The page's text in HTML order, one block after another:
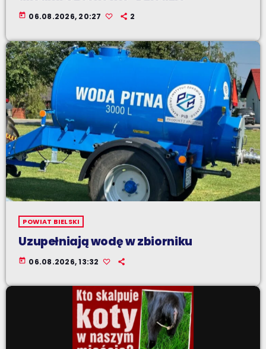
today 06.08.2026, 20:27 2
POWIAT BIELSKI
Uzupełniają wodę w zbiorniku
today 06.08.2026, 13:32